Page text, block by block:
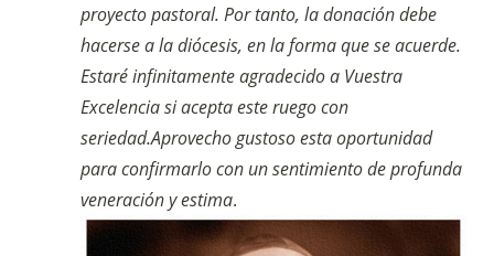
proyecto pastoral. Por tanto, la donación debe
hacerse a la diócesis, en la forma que se acuerde.
Estaré infinitamente agradecido a Vuestra
Excelencia si acepta este ruego con
seriedad.Aprovecho gustoso esta oportunidad
para confirmarlo con un sentimiento de profunda
veneración y estima.